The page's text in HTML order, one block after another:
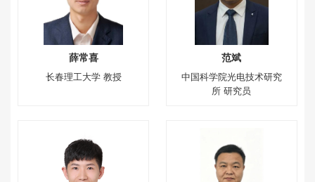
薛常喜
长春理工大学 教授
范斌
中国科学院光电技术研究
所 研究员